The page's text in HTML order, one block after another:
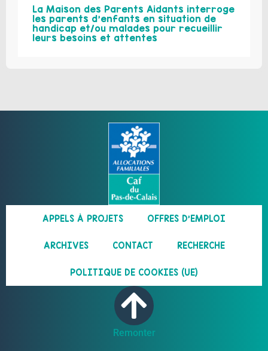
La Maison des Parents Aidants interroge
les parents d’enfants en situation de
handicap et/ou malades pour recueillir
leurs besoins et attentes
APPELS À PROJETS OFFRES D’EMPLOI
ARCHIVES CONTACT RECHERCHE
POLITIQUE DE COOKIES (UE)
Remonter